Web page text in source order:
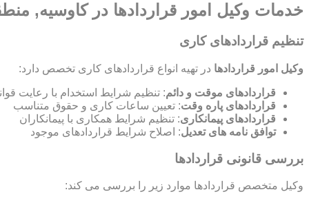
خدمات وکیل امور قراردادها در کاوسیه,
تنظیم قراردادهای کاری
وکیل امور قراردادها در تهیه انواع قراردادهای کاری تخصص دارد:
قراردادهای موقت و دائم: تنظیم شرایط استخدام با رعایت
قراردادهای پاره وقت: تعیین ساعات کاری و حقوق متناسب
قراردادهای پیمانکاری: تنظیم شرایط همکاری با پیمانکاران
توافق نامه های تعدیل: اصلاح شرایط قراردادهای موجود
بررسی قانونی قراردادها
وکیل متخصص قراردادها موارد زیر را بررسی می کند: